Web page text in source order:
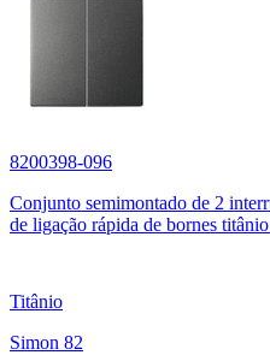
8200398-096
Conjunto semimontado de 2
de ligação rápida de bornes
Titânio
Simon 82